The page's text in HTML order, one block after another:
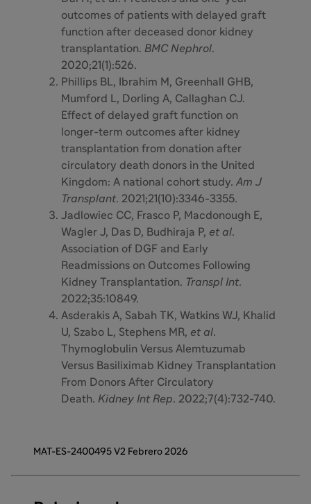
outcomes of patients with delayed graft
function after deceased donor kidney
transplantation. BMC Nephrol.
2020;21(1):526.
Phillips BL, Ibrahim M, Greenhall GHB,
Mumford L, Dorling A, Callaghan CJ.
Effect of delayed graft function on
longer-term outcomes after kidney
transplantation from donation after
circulatory death donors in the United
Kingdom: A national cohort study.Am J
Transplant. 2021;21(10):3346-3355.
Jadlowiec CC, Frasco P, Macdonough E,
Wagler J, Das D, Budhiraja P, et al.
Association of DGF and Early
Readmissions on Outcomes Following
Kidney Transplantation. Transpl Int.
2022;35:10849.
Asderakis A, Sabah TK, Watkins WJ, Khalid
U, Szabo L, Stephens MR, et al.
Thymoglobulin Versus Alemtuzumab
Versus Basiliximab Kidney Transplantation
From Donors After Circulatory
Death. Kidney Int Rep. 2022;7(4):732-740.
MAT-ES-2400495 V2 Febrero 2026